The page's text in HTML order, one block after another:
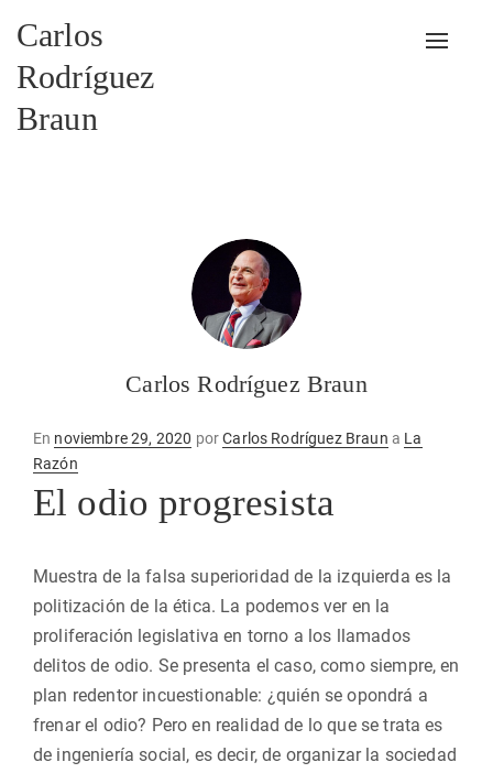
Carlos
Rodríguez
Braun
Carlos Rodríguez Braun
En Publicado
en
noviembre 29, 2020 porCarlos Rodríguez Braun a La
Razón
El odio progresista
Muestra de la falsa superioridad de la izquierda es la
politización de la ética. La podemos ver en la
proliferación legislativa en torno a los llamados
delitos de odio. Se presenta el caso, como siempre, en
plan redentor incuestionable: ¿quién se opondrá a
frenar el odio? Pero en realidad de lo que se trata es
de ingeniería social, es decir, de organizar la sociedad